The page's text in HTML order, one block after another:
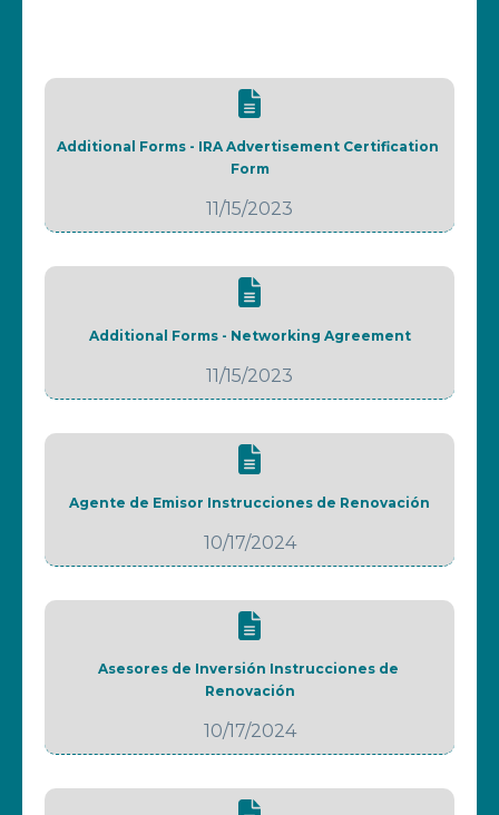
Additional Forms - IRA Advertisement Certification
Form
11/15/2023
Additional Forms - Networking Agreement
11/15/2023
Agente de Emisor Instrucciones de Renovación
10/17/2024
Asesores de Inversión Instrucciones de
Renovación
10/17/2024